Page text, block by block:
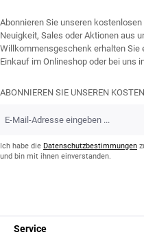
Abonnieren Sie unseren
Neuigkeit, Sales oder Aktionen aus
Willkommensgeschenk erhalten Sie
Einkauf im Onlineshop oder bei uns
ABONNIEREN SIE UNSEREN
Mail-
*Ich habe die Datenschutzbestimmungen
und bin mit ihnen einverstanden.
Service